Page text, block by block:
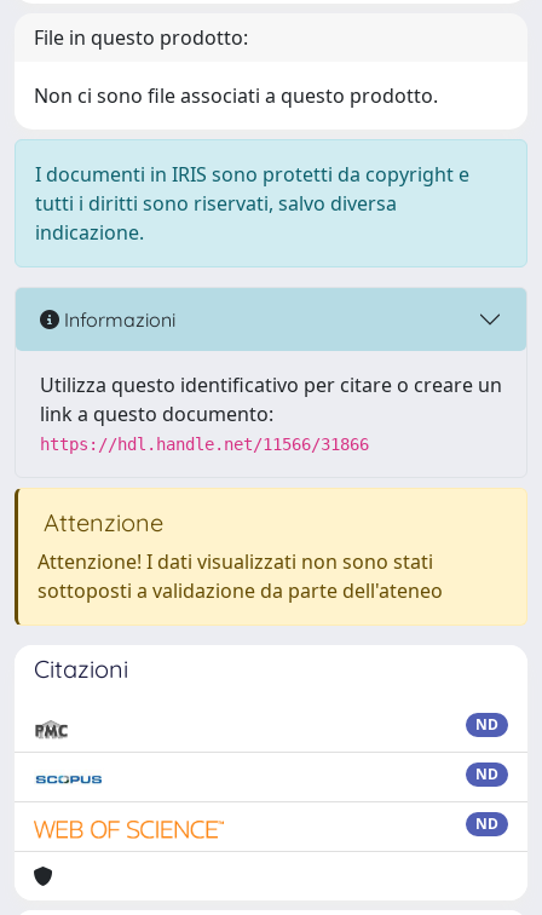
File in questo prodotto:
Non ci sono file associati a questo prodotto.
I documenti in IRIS sono protetti da copyright e
tutti i diritti sono riservati, salvo diversa
indicazione.
Informazioni
Utilizza questo identificativo per citare o creare un
link a questo documento:
https://hdl.handle.net/11566/31866
Attenzione
Attenzione! I dati visualizzati non sono stati
sottoposti a validazione da parte dell'ateneo
Citazioni
ND
ND
ND